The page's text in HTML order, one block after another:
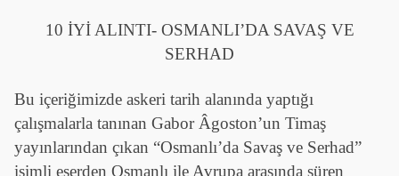
10 İYİ ALINTI- OSMANLI’DA SAVAŞ VE
SERHAD
Bu içeriğimizde askeri tarih alanında yaptığı
çalışmalarla tanınan Gabor Âgoston’un Timaş
yayınlarından çıkan “Osmanlı’da Savaş ve Serhad”
isimli eserden Osmanlı ile Avrupa arasında süren